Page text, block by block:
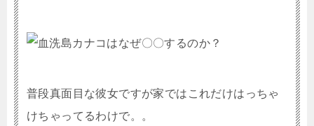
普段真面目な彼女ですが家ではこれだけはっちゃ
けちゃってるわけで。。